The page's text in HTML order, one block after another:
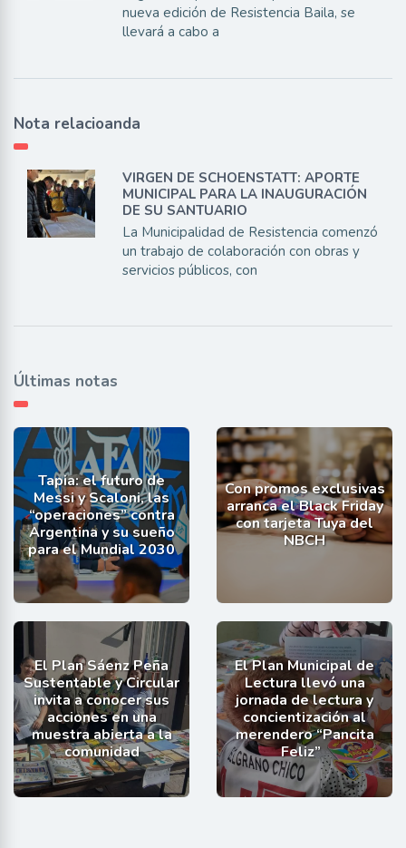
nueva edición de Resistencia Baila, se
llevará a cabo a
Nota relacioanda
VIRGEN DE SCHOENSTATT: APORTE
MUNICIPAL PARA LA INAUGURACIÓN
DE SU SANTUARIO
La Municipalidad de Resistencia comenzó
un trabajo de colaboración con obras y
servicios públicos, con
Últimas notas
Tapia: el futuro de
Messi y Scaloni, las
“operaciones” contra
Argentina y su sueño
para el Mundial 2030
Con promos exclusivas
arranca el Black Friday
con tarjeta Tuya del
NBCH
El Plan Sáenz Peña
Sustentable y Circular
invita a conocer sus
acciones en una
muestra abierta a la
comunidad
El Plan Municipal de
Lectura llevó una
jornada de lectura y
concientización al
merendero “Pancita
Feliz”